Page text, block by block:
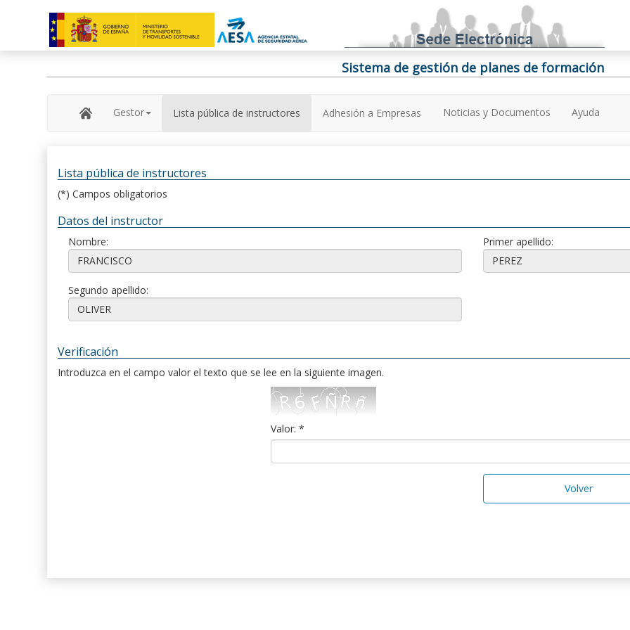
Sistema de gestión de planes de formación
Gestor Lista pública de instructores Adhesión a Empresas Noticias y Documentos Ayuda
Lista pública de instructores
(*) Campos obligatorios
Datos del instructor
Nombre: Primer apellido:
Segundo apellido:
Verificación
Introduzca en el campo valor el texto que se lee en la siguiente imagen.
Valor: *
Volver